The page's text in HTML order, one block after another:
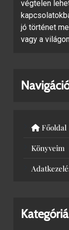
végtelen
jó történet
vagy a
Főoldal
Könyveim